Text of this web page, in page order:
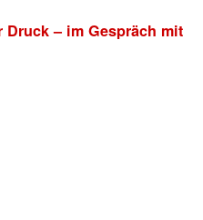
– im Gespräch mit